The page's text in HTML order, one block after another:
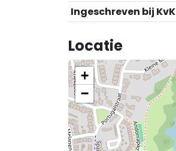
Ingeschreven bij KvK
Locatie
+
−